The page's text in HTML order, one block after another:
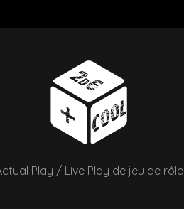
Play / Live Play de jeu de rôle